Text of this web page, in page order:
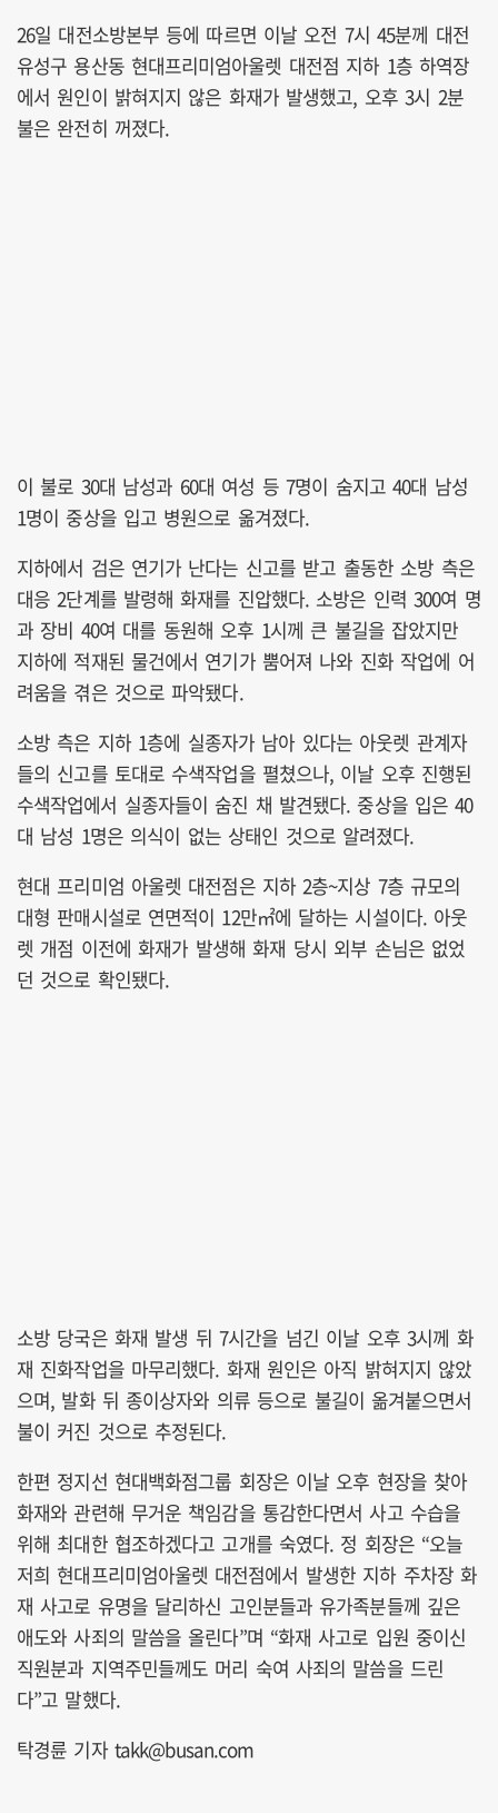
26일 대전소방본부 등에 따르면 이날 오전 7시 45분께 대전
유성구 용산동 현대프리미엄아울렛 대전점 지하 1층 하역장
에서 원인이 밝혀지지 않은 화재가 발생했고, 오후 3시 2분
불은 완전히 꺼졌다.
이 불로 30대 남성과 60대 여성 등 7명이 숨지고 40대 남성
1명이 중상을 입고 병원으로 옮겨졌다.
지하에서 검은 연기가 난다는 신고를 받고 출동한 소방 측은
대응 2단계를 발령해 화재를 진압했다. 소방은 인력 300여 명
과 장비 40여 대를 동원해 오후 1시께 큰 불길을 잡았지만
지하에 적재된 물건에서 연기가 뿜어져 나와 진화 작업에 어
려움을 겪은 것으로 파악됐다.
소방 측은 지하 1층에 실종자가 남아 있다는 아웃렛 관계자
들의 신고를 토대로 수색작업을 펼쳤으나, 이날 오후 진행된
수색작업에서 실종자들이 숨진 채 발견됐다. 중상을 입은 40
대 남성 1명은 의식이 없는 상태인 것으로 알려졌다.
현대 프리미엄 아울렛 대전점은 지하 2층~지상 7층 규모의
대형 판매시설로 연면적이 12만㎡에 달하는 시설이다. 아웃
렛 개점 이전에 화재가 발생해 화재 당시 외부 손님은 없었
던 것으로 확인됐다.
소방 당국은 화재 발생 뒤 7시간을 넘긴 이날 오후 3시께 화
재 진화작업을 마무리했다. 화재 원인은 아직 밝혀지지 않았
으며, 발화 뒤 종이상자와 의류 등으로 불길이 옮겨붙으면서
불이 커진 것으로 추정된다.
한편 정지선 현대백화점그룹 회장은 이날 오후 현장을 찾아
화재와 관련해 무거운 책임감을 통감한다면서 사고 수습을
위해 최대한 협조하겠다고 고개를 숙였다. 정 회장은 “오늘
저희 현대프리미엄아울렛 대전점에서 발생한 지하 주차장 화
재 사고로 유명을 달리하신 고인분들과 유가족분들께 깊은
애도와 사죄의 말씀을 올린다”며 “화재 사고로 입원 중이신
직원분과 지역주민들께도 머리 숙여 사죄의 말씀을 드린
다”고 말했다.
탁경륜 기자 takk@busan.com